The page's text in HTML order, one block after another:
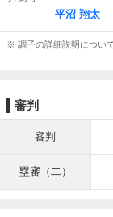
平沼 翔太
※ 調子の詳細説明につい
審判
審判
塁審（二）